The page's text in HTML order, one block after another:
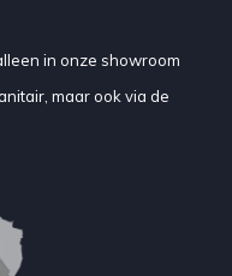
in onze showroom
maar ook via de